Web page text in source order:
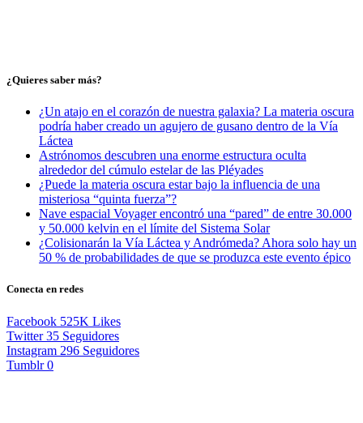
¿Quieres saber más?
¿Un atajo en el corazón de nuestra galaxia? La materia oscura
podría haber creado un agujero de gusano dentro de la Vía
Láctea
Astrónomos descubren una enorme estructura oculta
alrededor del cúmulo estelar de las Pléyades
¿Puede la materia oscura estar bajo la influencia de una
misteriosa “quinta fuerza”?
Nave espacial Voyager encontró una “pared” de entre 30.000
y 50.000 kelvin en el límite del Sistema Solar
¿Colisionarán la Vía Láctea y Andrómeda? Ahora solo hay un
50 % de probabilidades de que se produzca este evento épico
Conecta en redes
Facebook 525K Likes
Twitter 35 Seguidores
Instagram 296 Seguidores
Tumblr 0